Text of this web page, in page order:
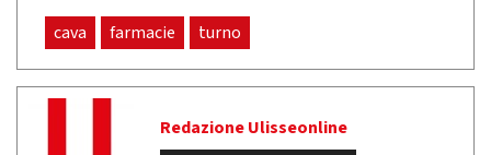
cava farmacie turno
Redazione Ulisseonline